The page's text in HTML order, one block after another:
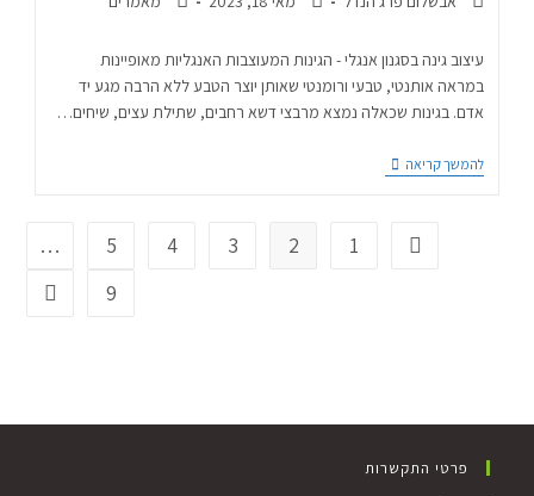
עיצוב גינה בסגנון אנגלי - הגינות המעוצבות האנגליות מאופיינות
במראה אותנטי, טבעי ורומנטי שאותן יוצר הטבע ללא הרבה מגע יד
אדם. בגינות שכאלה נמצא מרבצי דשא רחבים, שתילת עצים, שיחים…
להמשך קריאה
1
2
3
4
5
…
9
פרטי התקשרות